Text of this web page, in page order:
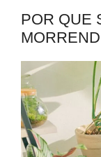
POR QUE